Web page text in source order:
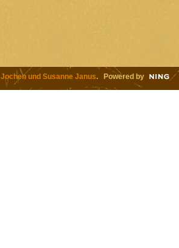
Jochen und Susanne Janus. Powered by